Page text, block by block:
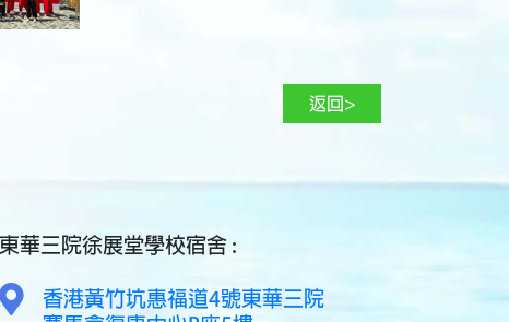
返回>
東華三院徐展堂學校宿舍 :
香港黃竹坑惠福道4號東華三院